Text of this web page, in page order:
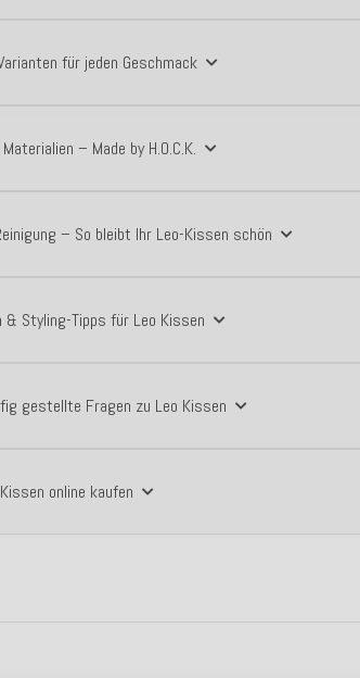
für jeden Geschmack
– Made by H.O.C.K.
– So bleibt Ihr Leo-Kissen schön
& Styling-Tipps für Leo Kissen
gestellte Fragen zu Leo Kissen
online kaufen